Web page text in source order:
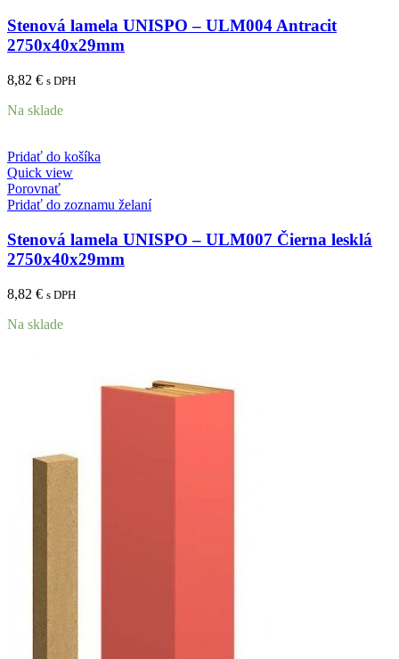
Stenová lamela UNISPO – ULM004 Antracit
2750x40x29mm
8,82 € s DPH
Na sklade
Pridať do košíka
Quick view
Porovnať
Pridať do zoznamu želaní
Stenová lamela UNISPO – ULM007 Čierna lesklá
2750x40x29mm
8,82 € s DPH
Na sklade